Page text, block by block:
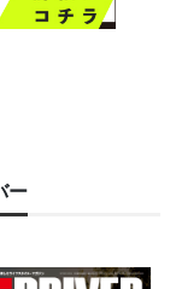
ー